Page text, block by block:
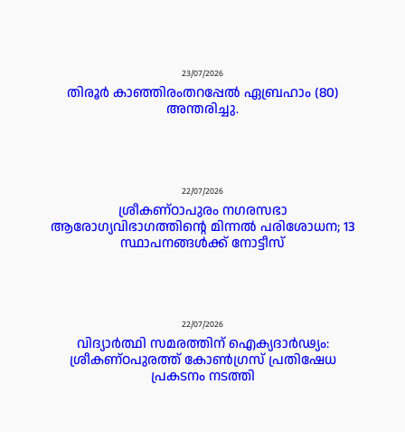
23/07/2026
തിരൂർ കാഞ്ഞിരംതറപ്പേൽ ഏബ്രഹാം (80)
അന്തരിച്ചു.
22/07/2026
ശ്രീകണ്ഠാപുരം നഗരസഭാ
ആരോഗ്യവിഭാഗത്തിന്റെ മിന്നൽ പരിശോധന; 13
സ്ഥാപനങ്ങൾക്ക് നോട്ടീസ്
22/07/2026
വിദ്യാർത്ഥി സമരത്തിന് ഐക്യദാർഢ്യം:
ശ്രീകണ്ഠപുരത്ത് കോൺഗ്രസ് പ്രതിഷേധ
പ്രകടനം നടത്തി